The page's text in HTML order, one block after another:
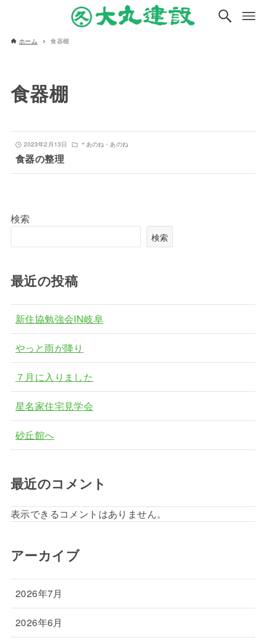
ホーム 食器棚
食器棚
2023年2月13日 ＊あのね・あのね
食器の整理
検索
検索
最近の投稿
新住協勉強会IN岐阜
やっと雨が降り
７月に入りました
星名家住宅見学会
砂丘館へ
最近のコメント
表示できるコメントはありません。
アーカイブ
2026年7月
2026年6月